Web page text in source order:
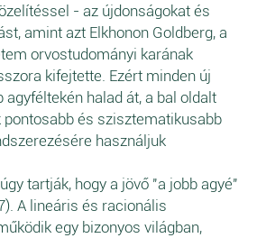
- az újdonságokat és
amint azt Elkhonon Goldberg, a
orvostudományi karának
kifejtette. Ezért minden új
agyféltekén halad át, a bal oldalt
pontosabb és szisztematikusabb
használjuk
tartják, hogy a jövő "a jobb agyé"
A lineáris és racionális
egy bizonyos világban,